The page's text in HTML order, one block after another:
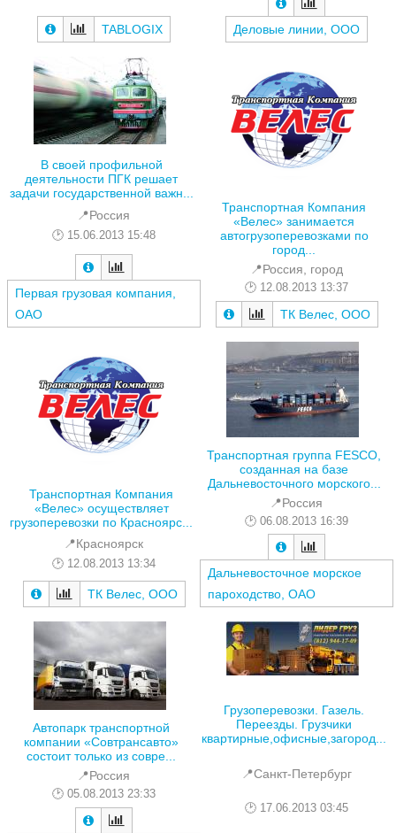
TABLOGIX Деловые линии, ООО
В своей профильной
деятельности ПГК решает
задачи государственной важн...
📍Россия
15.06.2013 15:48
Первая грузовая компания,
ОАО
Транспортная Компания
«Велес» занимается
автогрузоперевозками по
город...
📍Россия, город
12.08.2013 13:37
ТК Велес, ООО
Транспортная Компания
«Велес» осуществляет
грузоперевозки по Красноярс...
📍Красноярск
12.08.2013 13:34
ТК Велес, ООО
Транспортная группа FESCO,
созданная на базе
Дальневосточного морского...
📍Россия
06.08.2013 16:39
Дальневосточное морское
пароходство, ОАО
Автопарк транспортной
компании «Совтрансавто»
состоит только из совре...
📍Россия
05.08.2013 23:33
Грузоперевозки. Газель.
Переезды. Грузчики
квартирные,офисные,загород...
📍Санкт-Петербург
17.06.2013 03:45